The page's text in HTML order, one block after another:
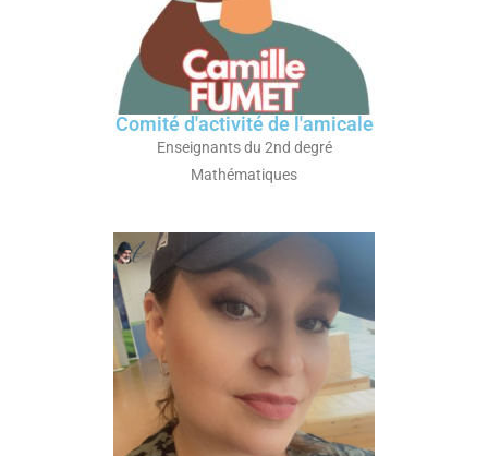
Comité d'activité de l'amicale
Enseignants du 2nd degré
Mathématiques